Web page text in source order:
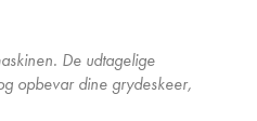
De udtagelige
opbevar dine grydeskeer,